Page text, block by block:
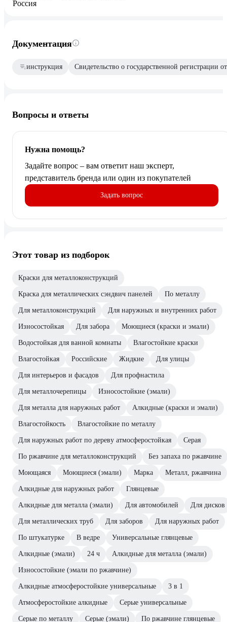
Документация
инструкция Свидетельство о государственной регистрации
Вопросы и ответы
Нужна помощь?
Задайте вопрос – вам ответит наш эксперт,
представитель бренда или один из покупателей
Задать вопрос
Этот товар из подборок
Краски для металлоконструкций
Краска для металлических сэндвич панелей По металлу
Для металлоконструкций Для наружных и внутренних работ
Износостойкая Для забора Моющиеся (краски и эмали)
Водостойкая для ванной комнаты Влагостойкие краски
Влагостойкая Российские Жидкие Для улицы
Для интерьеров и фасадов Для профнастила
Для металлочерепицы Износостойкие (эмали)
Для металла для наружных работ Алкидные (краски и эмали)
Влагостойкость Влагостойкие по металлу
Для наружных работ по дереву атмосферостойкая Серая
По ржавчине для металлоконструкций Без запаха по ржавчине
Моющаяся Моющиеся (эмали) Марка Металл, ржавчина
Алкидные для наружных работ Глянцевые
Алкидные для металла (эмали) Для автомобилей Для дисков
Для металлических труб Для заборов Для наружных работ
По штукатурке В ведре Универсальные глянцевые
Алкидные (эмали) 24 ч Алкидные для металла (эмали)
Износостойкие (эмали по ржавчине)
Алкидные атмосферостойкие универсальные 3 в 1
Атмосферостойкие алкидные Серые универсальные
Серые по металлу Серые (эмали) По ржавчине глянцевые